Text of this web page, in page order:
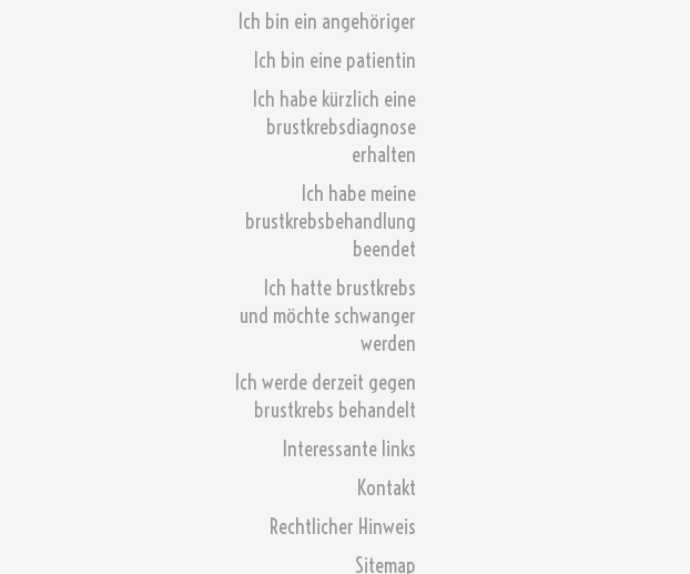
Ich bin ein angehöriger
Ich bin eine patientin
Ich habe kürzlich eine
brustkrebsdiagnose
erhalten
Ich habe meine
brustkrebsbehandlung
beendet
Ich hatte brustkrebs
und möchte schwanger
werden
Ich werde derzeit gegen
brustkrebs behandelt
Interessante links
Kontakt
Rechtlicher Hinweis
Sitemap